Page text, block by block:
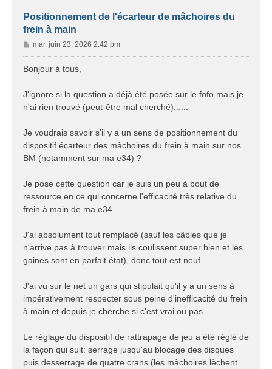
Positionnement de l'écarteur de mâchoires du
frein à main
M
e
g
e
mar. juin 23, 2026 2:42 pm
Bonjour à tous,
J'ignore si la question a déjà été posée sur le fofo mais je
n'ai rien trouvé (peut-être mal cherché)......
Je voudrais savoir s'il y a un sens de positionnement du
dispositif écarteur des mâchoires du frein à main sur nos
BM (notamment sur ma e34) ?
Je pose cette question car je suis un peu à bout de
ressource en ce qui concerne l'efficacité très relative du
frein à main de ma e34.
J'ai absolument tout remplacé (sauf les câbles que je
n'arrive pas à trouver mais ils coulissent super bien et les
gaines sont en parfait état), donc tout est neuf.
J'ai vu sur le net un gars qui stipulait qu'il y a un sens à
impérativement respecter sous peine d'inefficacité du frein
à main et depuis je cherche si c'est vrai ou pas.
Le réglage du dispositif de rattrapage de jeu a été réglé de
la façon qui suit: serrage jusqu'au blocage des disques
puis desserrage de quatre crans (les mâchoires lèchent